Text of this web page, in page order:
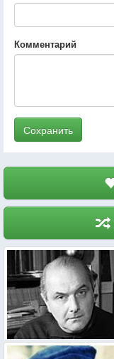
Комментарий
Сохранить